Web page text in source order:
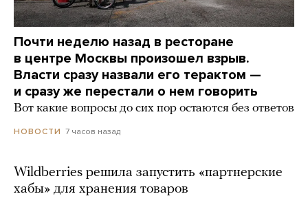
Почти неделю назад в ресторане
в центре Москвы произошел взрыв.
Власти сразу назвали его терактом —
и сразу же перестали о нем говорить
Вот какие вопросы до сих пор остаются без ответов
НОВОСТИ 7 часов назад
Wildberries решила запустить «партнерские
хабы» для хранения товаров